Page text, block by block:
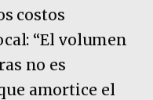
costos
“El volumen
no es
amortice el